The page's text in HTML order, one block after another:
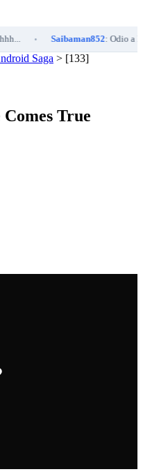
Saibaman852: Odio a
Saga > [133]
True